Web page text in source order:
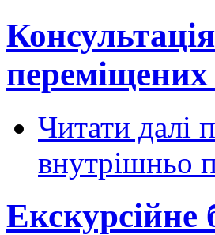
переміщених
Читати далі
внутрішньо
Екскурсійне